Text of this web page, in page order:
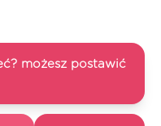
możesz postawić